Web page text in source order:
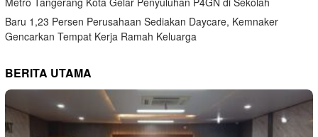
Baru 1,23 Persen Perusahaan Sediakan Daycare, Kemnaker
Gencarkan Tempat Kerja Ramah Keluarga
BERITA UTAMA